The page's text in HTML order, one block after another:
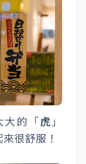
大的「虎」
很舒服！